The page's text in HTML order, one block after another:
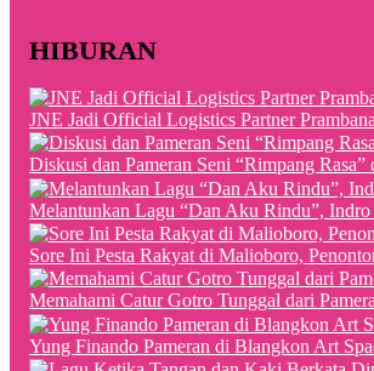
HIBURAN
JNE Jadi Official Logistics Partner
Diskusi dan Pameran Seni “Rimpang
Melantunkan Lagu “Dan Aku Rindu”,
Sore Ini Pesta Rakyat di Malioboro,
Memahami Catur Gotro Tunggal dari
Yung Finando Pameran di Blangkon Art